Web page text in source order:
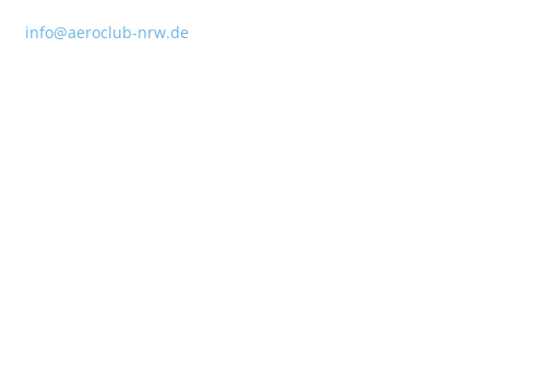
info@aeroclub-nrw.de